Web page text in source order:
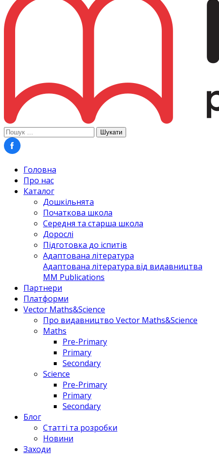
Пошук:
Головна
Про нас
Каталог
Дошкільнята
Початкова школа
Середня та старша школа
Дорослі
Підготовка до іспитів
Адаптована література
Адаптована література від видавництва
MM Publications
Партнери
Платформи
Vector Maths&Science
Про видавництво Vector Maths&Science
Maths
Pre-Primary
Primary
Secondary
Science
Pre-Primary
Primary
Secondary
Блог
Статті та розробки
Новини
Заходи